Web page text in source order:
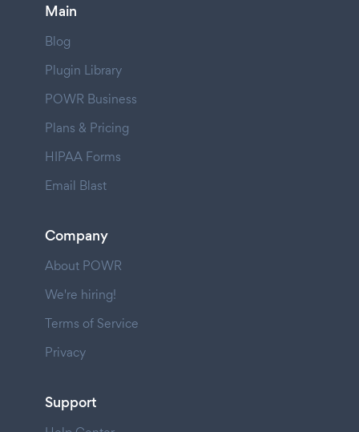
Main
Blog
Plugin Library
POWR Business
Plans & Pricing
HIPAA Forms
Email Blast
Company
About POWR
We're hiring!
Terms of Service
Privacy
Support